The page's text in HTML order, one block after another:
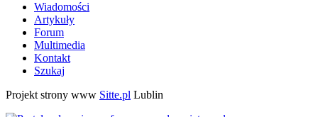
Wiadomości
Artykuły
Forum
Multimedia
Kontakt
Szukaj
Projekt strony www Sitte.pl Lublin